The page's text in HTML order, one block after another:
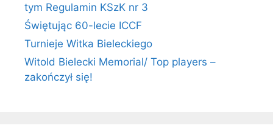
tym Regulamin KSzK nr 3
Świętując 60-lecie ICCF
Turnieje Witka Bieleckiego
Witold Bielecki Memorial/ Top players –
zakończył się!